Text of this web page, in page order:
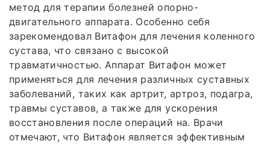
метод для терапии болезней опорно-
двигательного аппарата. Особенно себя
зарекомендовал Витафон для лечения коленного
сустава, что связано с высокой
травматичностью. Аппарат Витафон может
применяться для лечения различных суставных
заболеваний, таких как артрит, артроз, подагра,
травмы суставов, а также для ускорения
восстановления после операций на. Врачи
отмечают, что Витафон является эффективным